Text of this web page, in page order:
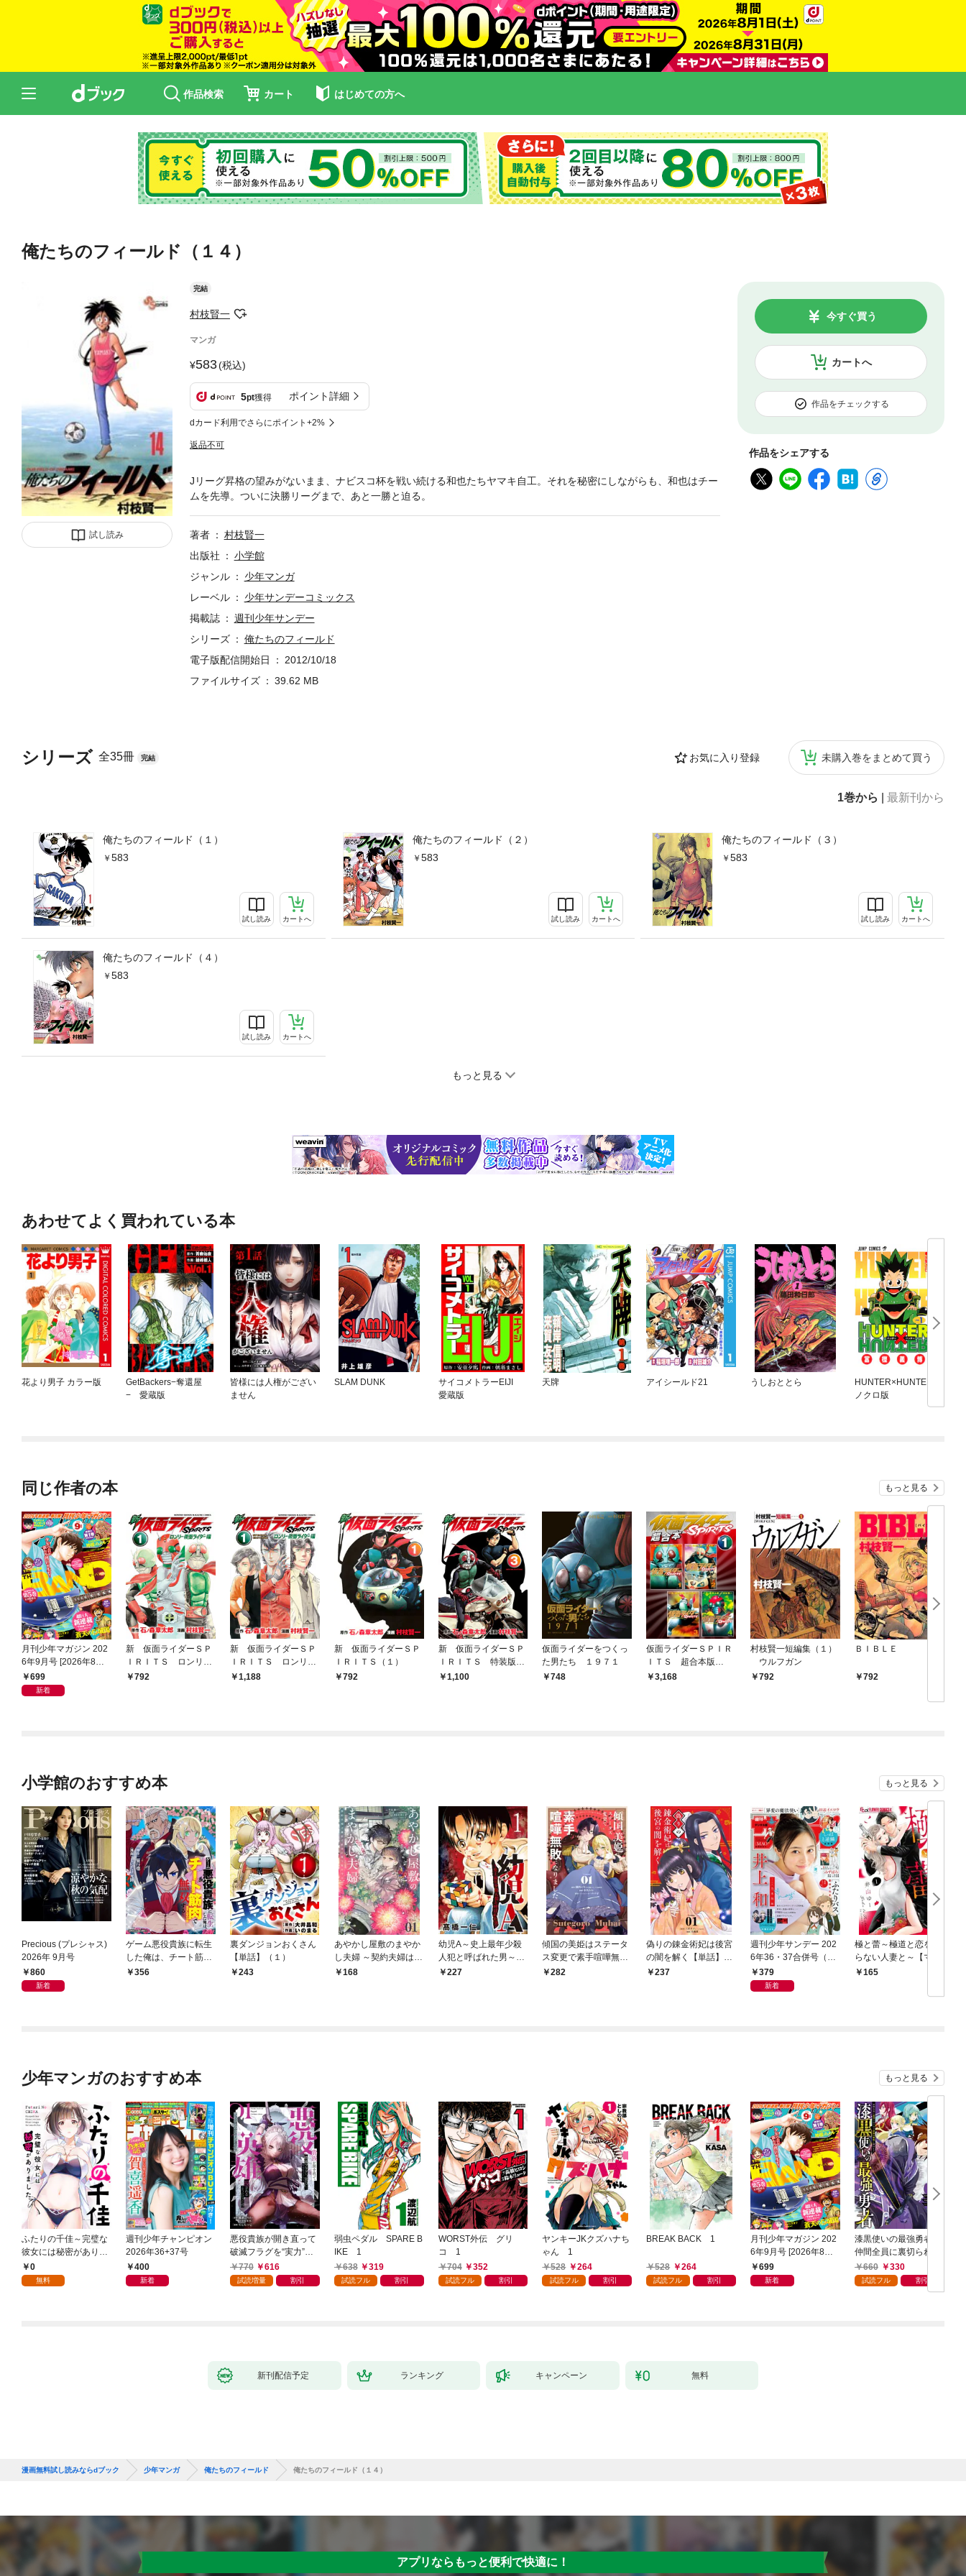
作品検索 カート はじめての方へ
俺たちのフィールド（１４）
試し読み
完結
村枝賢一
マンガ
583(税込)
5pt獲得 ポイント詳細
dカード利用でさらにポイント+2%
返品不可
カートへ
今すぐ買う
作品をチェックする
作品をシェアする
シリーズ 全35冊 完結 お気に入り登録 未購入巻をまとめて買う
1巻から 最新刊から
俺たちのフィールド（１）
583
試し読み カートへ
俺たちのフィールド（２）
583
試し読み カートへ
俺たちのフィールド（３）
583
試し読み カートへ
俺たちのフィールド（４）
583
試し読み カートへ
もっと見る
Jリーグ昇格の望みがないまま、ナビスコ杯を戦い続ける和也たちヤマキ自工。それを秘密にしながらも、和也はチー
ムを先導。ついに決勝リーグまで、あと一勝と迫る。
著者
村枝賢一
出版社
小学館
ジャンル
少年マンガ
レーベル
少年サンデーコミックス
掲載誌
週刊少年サンデー
シリーズ
俺たちのフィールド
電子版配信開始日
2012/10/18
ファイルサイズ
39.62 MB
あわせてよく買われている本
花より男子 カラー版
GetBackers−奪還屋
− 愛蔵版
皆様には人権がござい
ません
SLAM DUNK
サイコメトラーEIJI
愛蔵版
天牌 アイシールド21 うしおととら
HUNTER×HUNTER モ
ノクロ版
同じ作者の本 もっと見る
月刊少年マガジン 202
6年9月号 [2026年8月6
日発売]
699
新着
新 仮面ライダーＳＰ
ＩＲＩＴＳ ロンリー
仮面ライダー編（１）
792
新 仮面ライダーＳＰ
ＩＲＩＴＳ ロンリー
仮面ライダー編 特装
1,188
新 仮面ライダーＳＰ
ＩＲＩＴＳ（１）
792
新 仮面ライダーＳＰ
ＩＲＩＴＳ 特装版
（３）
1,100
仮面ライダーをつくっ
た男たち １９７１
748
仮面ライダーＳＰＩＲ
ＩＴＳ 超合本版
（１）
3,168
村枝賢一短編集（１）
ウルフガン
792
ＢＩＢＬＥ
792
小学館のおすすめ本 もっと見る
Precious (プレシャス)
2026年 9月号
860
新着
ゲーム悪役貴族に転生
した俺は、チート筋肉
で無双する【単話】
356
裏ダンジョンおくさん
【単話】（１）
243
あやかし屋敷のまやか
し夫婦 ～契約夫婦は鎌
倉で妖怪の集う家を守
168
幼児A～史上最年少殺
人犯と呼ばれた男～
【単話】（１）
227
傾国の美姫はステータ
ス変更で素手喧嘩無敗
になりました【単話】
282
偽りの錬金術妃は後宮
の闇を解く【単話】
（１）
237
週刊少年サンデー 202
6年36・37合併号（20
26年8月5日発売号）
379
新着
極と蕾～極道と恋を知
らない人妻と～【マイ
クロ】（１）
165
少年マンガのおすすめ本 もっと見る
ふたりの千佳～完璧な
彼女には秘密がありま
した(1)
0
無料
週刊少年チャンピオン
2026年36+37号
400
新着
悪役貴族が開き直って
破滅フラグを“実力”で
叩き折っていたら、い
つの間にかヒロイン達
770 616
試読増量 割引
弱虫ペダル SPARE B
IKE 1
638
319
試読フル 割引
WORST外伝 グリ
コ 1
704
352
試読フル 割引
ヤンキーJKクズハナち
ゃん 1
528
264
試読フル 割引
BREAK BACK 1
528 264
試読フル 割引
月刊少年マガジン 202
6年9月号 [2026年8月6
日発売]
699
新着
漆黒使いの最強勇者
仲間全員に裏切られた
ので最強の魔物と組み
ます 1巻
660 330
試読フル 割引
新刊配信予定 ランキング キャンペーン 無料
漫画無料試し読みならdブック 少年マンガ 俺たちのフィールド 俺たちのフィールド（１４）
アプリならもっと便利で快適に！